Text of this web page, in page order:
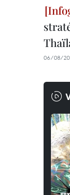
06/08/